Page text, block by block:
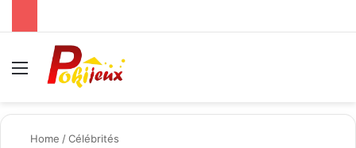
Menu
Home /Célébrités